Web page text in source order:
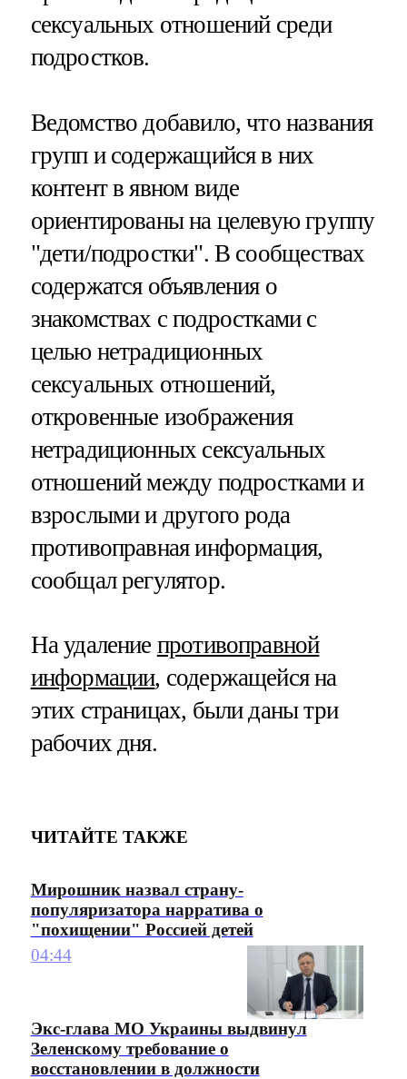
сексуальных отношений среди
подростков.
Ведомство добавило, что названия
групп и содержащийся в них
контент в явном виде
ориентированы на целевую группу
"дети/подростки". В сообществах
содержатся объявления о
знакомствах с подростками с
целью нетрадиционных
сексуальных отношений,
откровенные изображения
нетрадиционных сексуальных
отношений между подростками и
взрослыми и другого рода
противоправная информация,
сообщал регулятор.
На удаление противоправной
информации, содержащейся на
этих страницах, были даны три
рабочих дня.
ЧИТАЙТЕ ТАКЖЕ
Мирошник назвал страну-
популяризатора нарратива о
"похищении" Россией детей
04:44
Экс-глава МО Украины выдвинул
Зеленскому требование о
восстановлении в должности